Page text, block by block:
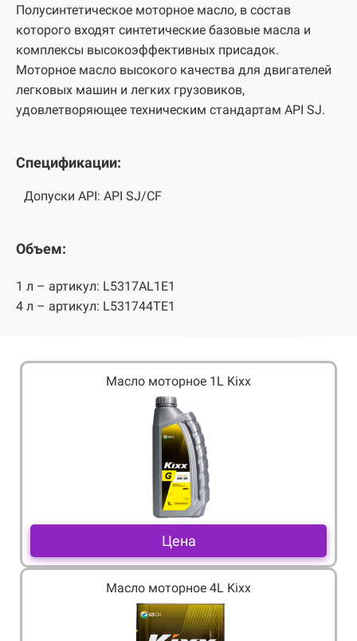
Полусинтетическое моторное масло, в состав
которого входят синтетические базовые масла и
комплексы высокоэффективных присадок.
Моторное масло высокого качества для двигателей
легковых машин и легких грузовиков,
удовлетворяющее техническим стандартам API SJ.
Спецификации:
Допуски API: API SJ/CF
Объем:
1 л – артикул: L5317AL1E1
4 л – артикул: L531744TE1
Масло моторное 1L Kixx
Цена
Масло моторное 4L Kixx